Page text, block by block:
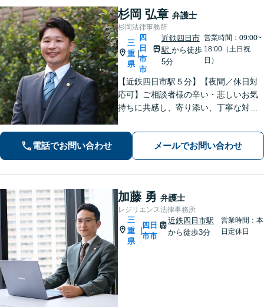
杉岡 弘章 弁護士
杉岡法律事務所
三
重
県
四
日
市
市
近鉄四日市
駅 から徒歩
5分
営業時間：09:00~
18:00（土日祝
日）
【近鉄四日市駅５分】【夜間／休日対
応可】ご相談者様の辛い・悲しいお気
持ちに共感し、寄り添い、丁寧な対応
相続／刑事事件など、幅広く対応【地
域に根ざした弁護士】お気軽にお問い
合わせください。
電話でお問い合わせ メールでお問い合わせ
加藤 勇 弁護士
レジリエンス法律事務所
三
重
県
四日
市市
近鉄四日市駅
から徒歩3分
営業時間：本
日定休日